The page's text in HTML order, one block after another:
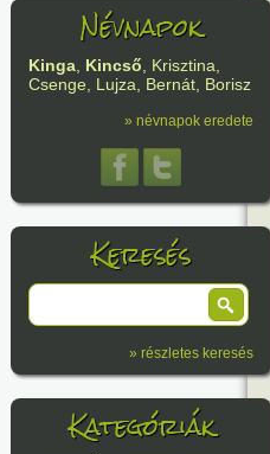
Névnapok
Kinga, Kincső, Krisztina,
Csenge, Lujza, Bernát, Borisz
» névnapok eredete
Keresés
» részletes keresés
Kategóriák